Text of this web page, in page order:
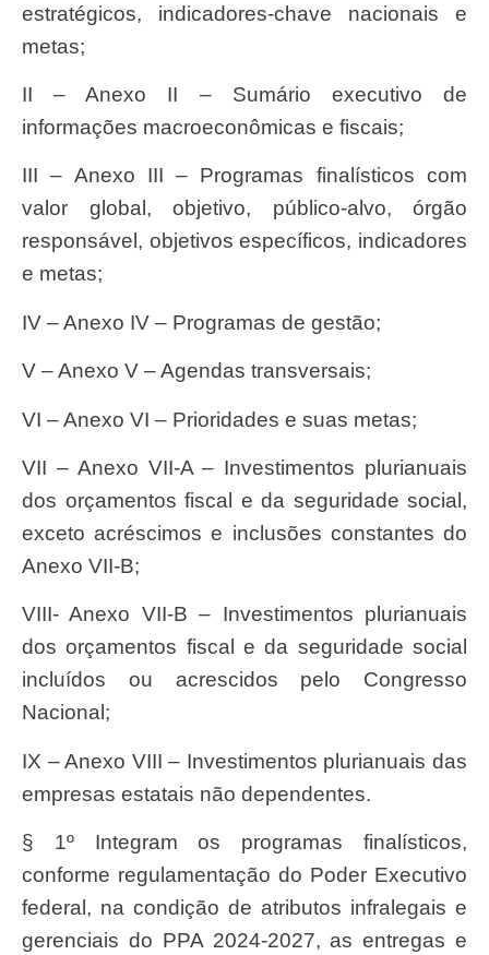
estratégicos, indicadores-chave nacionais e
metas;
II – Anexo II – Sumário executivo de
informações macroeconômicas e fiscais;
III – Anexo III – Programas finalísticos com
valor global, objetivo, público-alvo, órgão
responsável, objetivos específicos, indicadores
e metas;
IV – Anexo IV – Programas de gestão;
V – Anexo V – Agendas transversais;
VI – Anexo VI – Prioridades e suas metas;
VII – Anexo VII-A – Investimentos plurianuais
dos orçamentos fiscal e da seguridade social,
exceto acréscimos e inclusões constantes do
Anexo VII-B;
VIII- Anexo VII-B – Investimentos plurianuais
dos orçamentos fiscal e da seguridade social
incluídos ou acrescidos pelo Congresso
Nacional;
IX – Anexo VIII – Investimentos plurianuais das
empresas estatais não dependentes.
§ 1º Integram os programas finalísticos,
conforme regulamentação do Poder Executivo
federal, na condição de atributos infralegais e
gerenciais do PPA 2024-2027, as entregas e